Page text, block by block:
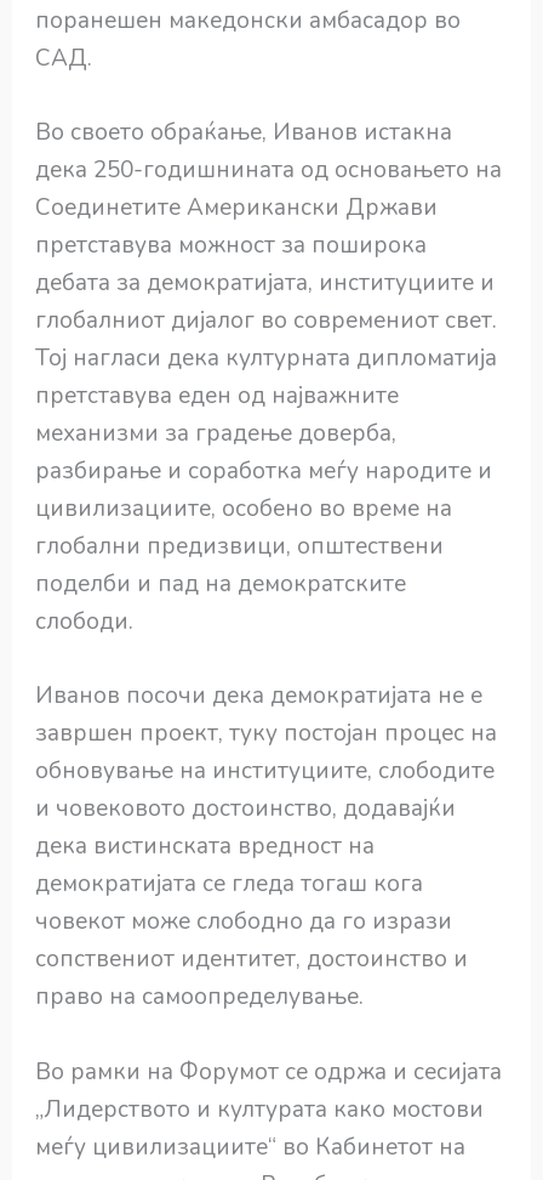
поранешен македонски амбасадор во
САД.
Во своето обраќање, Иванов истакна
дека 250-годишнината од основањето на
Соединетите Американски Држави
претставува можност за поширока
дебата за демократијата, институциите и
глобалниот дијалог во современиот свет.
Тој нагласи дека културната дипломатија
претставува еден од најважните
механизми за градење доверба,
разбирање и соработка меѓу народите и
цивилизациите, особено во време на
глобални предизвици, општествени
поделби и пад на демократските
слободи.
Иванов посочи дека демократијата не е
завршен проект, туку постојан процес на
обновување на институциите, слободите
и човековото достоинство, додавајќи
дека вистинската вредност на
демократијата се гледа тогаш кога
човекот може слободно да го изрази
сопствениот идентитет, достоинство и
право на самоопределување.
Во рамки на Форумот се одржа и сесијата
„Лидерството и културата како мостови
меѓу цивилизациите“ во Кабинетот на